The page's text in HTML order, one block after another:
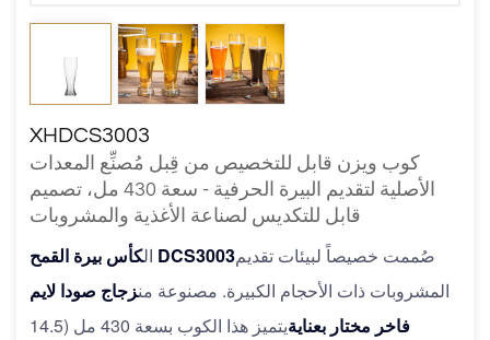
XHDCS3003
كوب ويزن قابل للتخصيص من قِبل مُصنِّع المعدات
الأصلية لتقديم البيرة الحرفية - سعة 430 مل، تصميم
قابل للتكديس لصناعة الأغذية والمشروبات
ال كأس بيرة القمح DCS3003صُممت خصيصاً لبيئات تقديم
المشروبات ذات الأحجام الكبيرة. مصنوعة منزجاج صودا لايم
فاخر مختار بعناية
يتميز هذا الكوب بسعة 430 مل (14.5